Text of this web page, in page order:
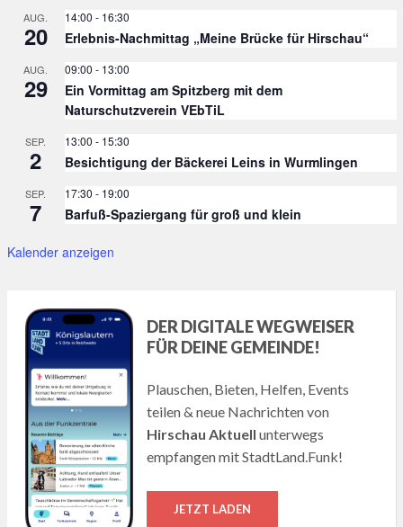
AUG.
20
14:00 - 16:30
Erlebnis-Nachmittag „Meine Brücke für Hirschau“
AUG.
29
09:00 - 13:00
Ein Vormittag am Spitzberg mit dem
Naturschutzverein VEbTiL
SEP.
2
13:00 - 15:30
Besichtigung der Bäckerei Leins in Wurmlingen
SEP.
7
17:30 - 19:00
Barfuß-Spaziergang für groß und klein
Kalender anzeigen
DER DIGITALE WEGWEISER
FÜR DEINE GEMEINDE!
Plauschen, Bieten, Helfen, Events
teilen & neue Nachrichten von
Hirschau Aktuell unterwegs
empfangen mit StadtLand.Funk!
JETZT LADEN